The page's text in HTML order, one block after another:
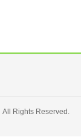
All Rights Reserved.